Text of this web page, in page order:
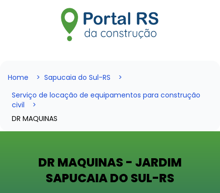
Home
Sapucaia do Sul-RS
Serviço de locação de equipamentos para construção
civil
DR MAQUINAS
DR MAQUINAS - JARDIM
SAPUCAIA DO SUL-RS